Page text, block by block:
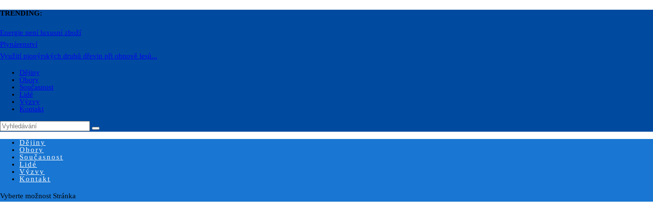
TRENDING:
Energie není luxusní zboží
Plynárenství
Využití pionýrských druhů dřevin při obnově lesů...
Dějiny
Obory
Současnost
Lidé
Výzvy
Kontakt
Dějiny
Obory
Současnost
Lidé
Výzvy
Kontakt
Vyberte možnost Stránka